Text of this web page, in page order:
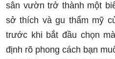
sân vườn trở thành một
sở thích và gu thẩm mỹ
trước khi bắt đầu chọn
định rõ phong cách bạn